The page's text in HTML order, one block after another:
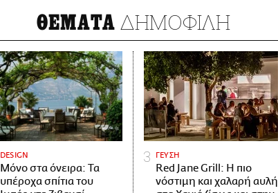
ΘΕΜΑΤΑ ΔΗΜΟΦΙΛΗ
DESIGN
Μόνο στα όνειρα: Τα
υπέροχα σπίτια του
ΓΕΥΣΗ
Red Jane Grill: Η πιο
νόστιμη και χαλαρή αυλή